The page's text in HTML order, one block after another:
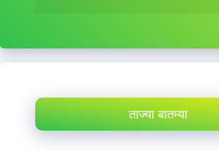
ताज्या बातम्या